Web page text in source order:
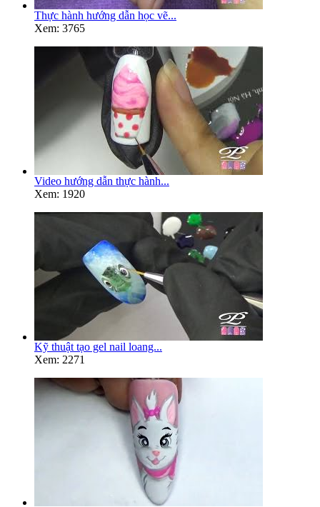
Thực hành hướng dẫn học vẽ...
Xem: 3765
Video hướng dẫn thực hành...
Xem: 1920
Kỹ thuật tạo gel nail loang...
Xem: 2271